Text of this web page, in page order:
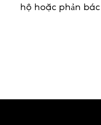
hộ hoặc phản